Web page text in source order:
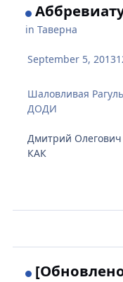
inТаверна
September 5, 2013
Шаловливая
ДОДИ
Дмитрий
КАК